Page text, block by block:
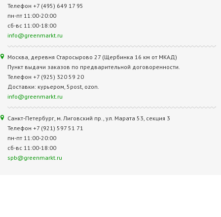
Телефон +7 (495) 649 17 95
пн-пт 11:00-20:00
сб-вс 11:00-18:00
info@greenmarkt.ru
Москва, деревня Старосырово 27 (Щербинка 16 км от МКАД)
Пункт выдачи заказов по предварительной договоренности.
Телефон +7 (925) 320 59 20
Доставки: курьером, 5post, ozon.
info@greenmarkt.ru
Санкт-Петербург, м. Лиговский пр., ул. Марата 53, секция 3
Телефон +7 (921) 597 51 71
пн-пт 11:00-20:00
сб-вс 11:00-18:00
spb@greenmarkt.ru